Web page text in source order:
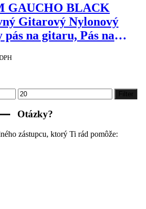
GAUCHO BLACK
Gitarový Nylonový
pás na gitaru, Pás na
Maximálna
cena
Filter
Otázky?
zástupcu, ktorý Ti rád pomôže: